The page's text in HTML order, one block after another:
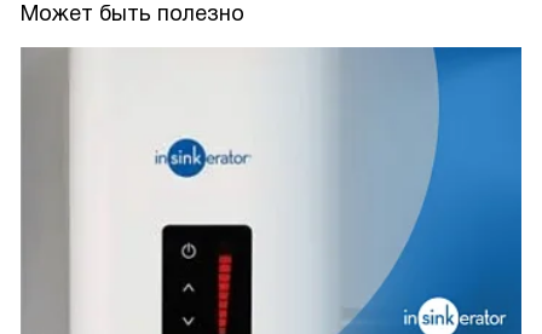
Может быть полезно